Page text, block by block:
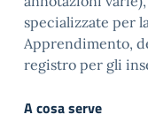
specializzate per
Apprendimento,
registro per gli
A cosa serve